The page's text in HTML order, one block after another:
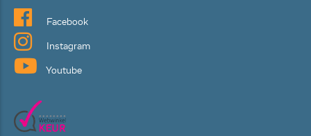
Facebook
Instagram
Youtube